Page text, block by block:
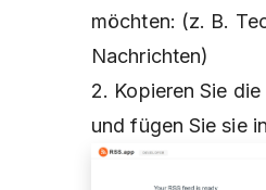
möchten: (z. B.
Nachrichten)
2. Kopieren Sie
und fügen Sie sie